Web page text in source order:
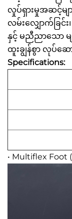
လှုပ်ရှားမှုအဆင့်မျ
လမ်းလျှောက်ခြင်း
နှင့် မညီညာသော မ
ထူးချွန်စွာ လုပ်ဆ
Specifications:
• Multiflex